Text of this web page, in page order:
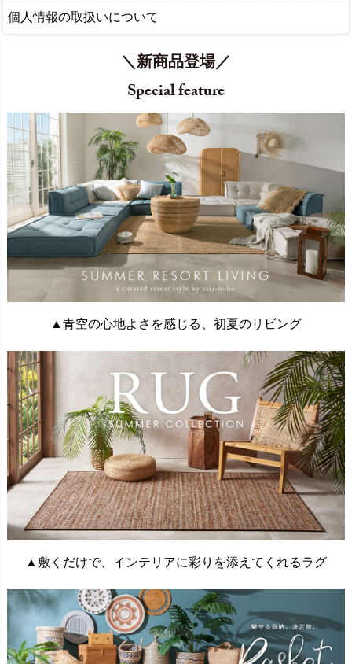
個人情報の取扱いについて
＼新商品登場／
Special feature
▲青空の心地よさを感じる、初夏のリビング
▲敷くだけで、インテリアに彩りを添えてくれるラグ